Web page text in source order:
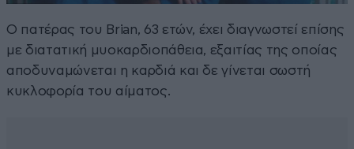
Ο πατέρας του Brian, 63 ετών, έχει διαγνωστεί επίσης
με διατατική μυοκαρδιοπάθεια, εξαιτίας της οποίας
αποδυναμώνεται η καρδιά και δε γίνεται σωστή
κυκλοφορία του αίματος.